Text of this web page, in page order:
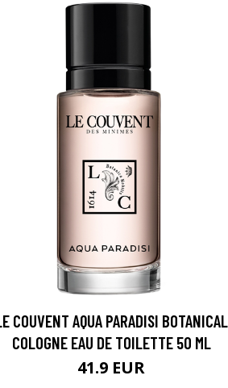
COUVENT AQUA PARADISI BOTANICAL
COLOGNE EAU DE TOILETTE 50 ML
41.9 EUR